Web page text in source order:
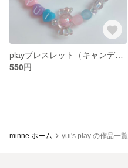
playブレスレット（キャンディ・ピンク）
550円
minne ホーム yui's play の作品一覧